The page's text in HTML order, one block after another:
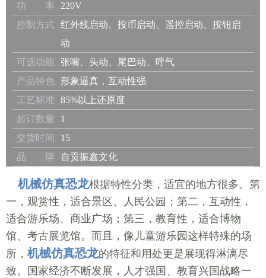
功 率
220V
控制方式
红外线启动、投币启动、遥控启动、按钮启
动
可选功能
张嘴、头动、尾巴动、呼气
产品特色
形象逼真，互动性强
工艺标准
85%以上还原度
起订数量
1
交货时间
15
品 牌
自贡振鑫文化
机械仿真恐龙根据特性分类，适宜的地方很多。第
一，观赏性，适合景区、人民公园；第二，互动性，
适合游乐场、商业广场；第三，教育性，适合博物
馆、考古展览馆。而且，像儿童游乐园这样特殊的场
所， 机械仿真恐龙的特征和用处更是展现得淋漓尽
致。国家经济不断发展，人才强国、教育兴国战略一